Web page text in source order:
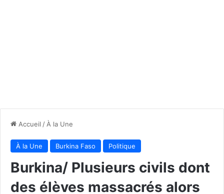
Accueil / À la Une
À la Une Burkina Faso Politique
Burkina/ Plusieurs civils dont
des élèves massacrés alors